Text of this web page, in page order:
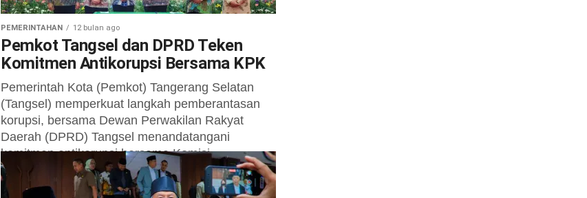
PEMERINTAHAN 12 bulan ago
Pemkot Tangsel dan DPRD Teken
Komitmen Antikorupsi Bersama KPK
Pemerintah Kota (Pemkot) Tangerang Selatan
(Tangsel) memperkuat langkah pemberantasan
korupsi, bersama Dewan Perwakilan Rakyat
Daerah (DPRD) Tangsel menandatangani
komitmen antikorupsi bersama Komisi
Pemberantasan Korupsi (KPK).
Penandatanganan...